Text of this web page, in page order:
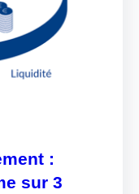
:
sur 3